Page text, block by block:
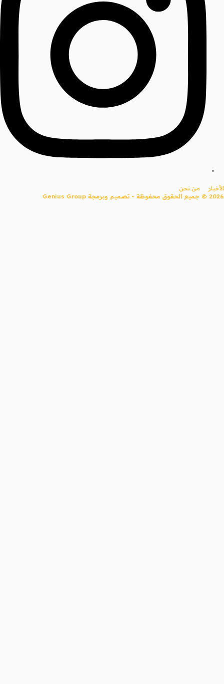
الأخبار
من نحن
2026 © جميع الحقوق محفوظة - تصميم وبرمجة
Genius Group